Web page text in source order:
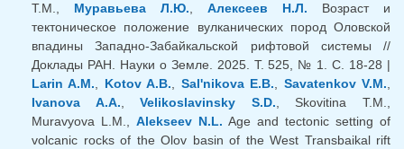
Т.М., Муравьева Л.Ю., Алексеев Н.Л. Возраст и
тектоническое положение вулканических пород Оловской
впадины Западно-Забайкальской рифтовой системы //
Доклады РАН. Науки о Земле. 2025. Т. 525, № 1. С. 18-28 |
Larin A.M., Kotov A.B., Sal'nikova E.B., Savatenkov V.M.,
Ivanova A.A.,Velikoslavinsky S.D., Skovitina T.M.,
Muravyova L.M., Alekseev N.L. Age and tectonic setting of
volcanic rocks of the Olov basin of the West Transbaikal rift